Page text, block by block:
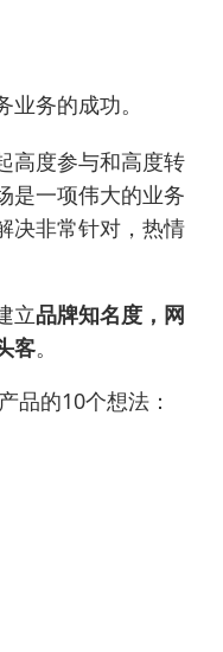
务的成功。
高度参与和高度转
是一项伟大的业务
决非常针对，热情
立品牌知名度，网
客。
品的10个想法：